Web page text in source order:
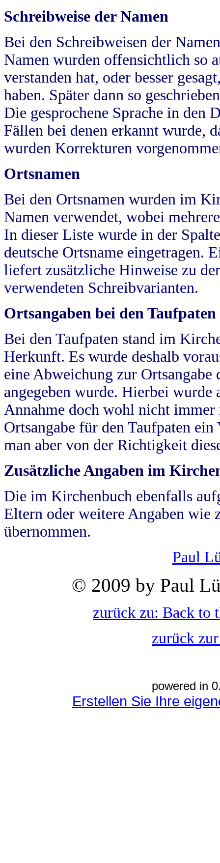
Schreibweise der Namen
Bei den Schreibweisen der
Namen wurden offensichtlich so
verstanden hat, oder besser
haben. Später dann so
Die gesprochene Sprache in
Fällen bei denen erkannt wurde,
wurden Korrekturen
Ortsnamen
Bei den Ortsnamen wurden im
Namen verwendet, wobei
In dieser Liste wurde in der
deutsche Ortsname eingetragen.
liefert zusätzliche Hinweise zu
verwendeten Schreibvarianten.
Ortsangaben bei den Taufpaten
Bei den Taufpaten stand im
Herkunft. Es wurde deshalb
eine Abweichung zur
angegeben wurde. Hierbei wurde
Annahme doch wohl nicht
Ortsangabe für den Taufpaten
man aber von der Richtigkeit
Zusätzliche Angaben im
Die im Kirchenbuch ebenfalls
Eltern oder weitere Angaben wie
übernommen.
Paul
© 2009 by Paul
zurück zu: Back to
zurück
powered in
Erstellen Sie Ihre